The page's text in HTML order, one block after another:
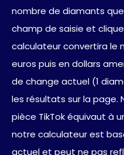
nombre de diamants
champ de saisie et
calculateur convertira le
euros puis en dollars
de change actuel (1
les résultats sur la page.
pièce TikTok équivaut à
notre calculateur est
actuel et peut ne pas